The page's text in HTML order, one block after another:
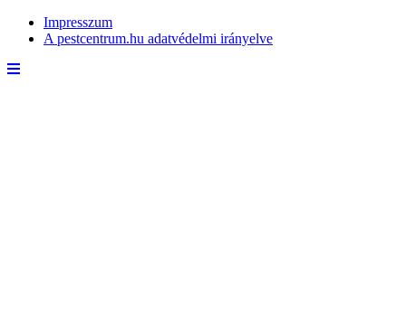
Impresszum
A pestcentrum.hu adatvédelmi irányelve